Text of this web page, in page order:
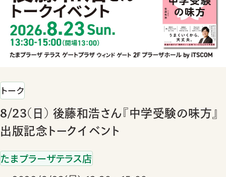
トーク
8/23(日) 後藤和浩さん『中学受験の味方』
出版記念トークイベント
たまプラーザテラス店